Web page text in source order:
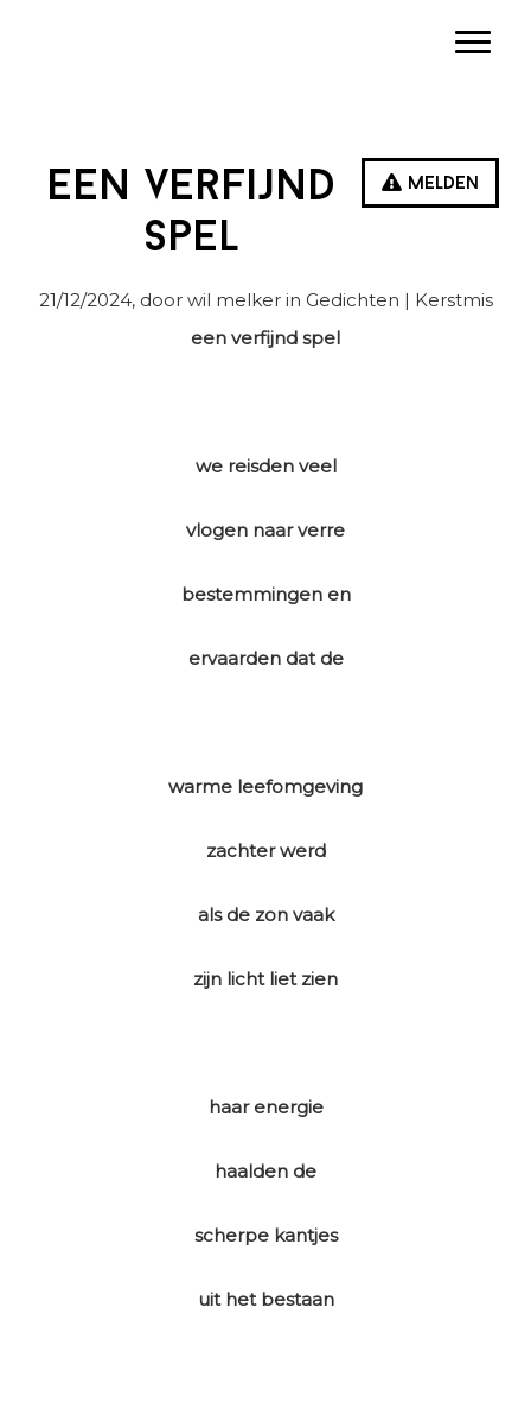
Melden
Een verfijnd
spel
21/12/2024, door wil melker in Gedichten | Kerstmis
een verfijnd spel
we reisden veel
vlogen naar verre
bestemmingen en
ervaarden dat de
warme leefomgeving
zachter werd
als de zon vaak
zijn licht liet zien
haar energie
haalden de
scherpe kantjes
uit het bestaan